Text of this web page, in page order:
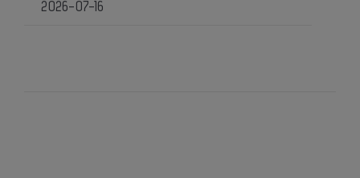
2026-07-16